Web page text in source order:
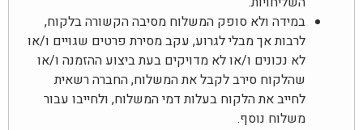
במידה ולא סופק המשלוח מסיבה הקשורה בלקוח,
לרבות אך מבלי לגרוע, עקב מסירת פרטים שגויים ו/או
לא נכונים ו/או לא מדויקים בעת ביצוע ההזמנה ו/או
שהלקוח סירב לקבל את המשלוח, החברה רשאית
לחייב את הלקוח בעלות דמי המשלוח, ולחייבו עבור
משלוח נוסף.